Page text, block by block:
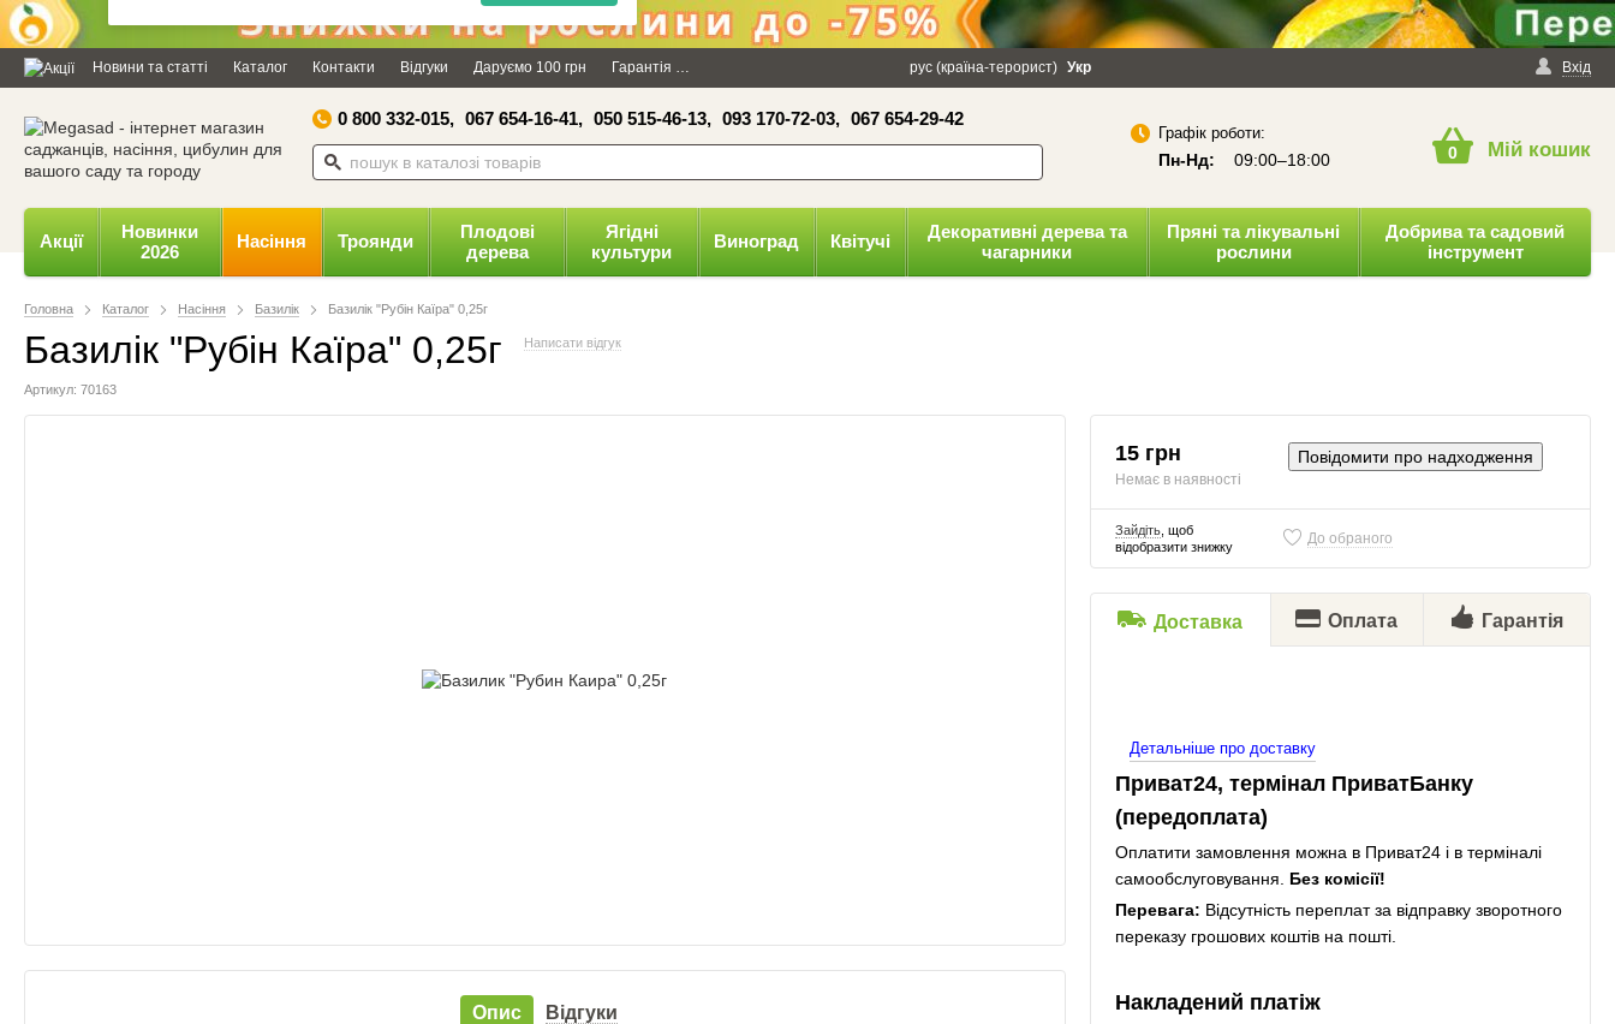
Дозвольте сайту megasad.net
відправляти вам сповіщення на
робочий стіл.
Powered by SendPulse Заборонити Дозволити
×
Новини та статті Каталог Контакти Відгуки Даруємо 100 грн Гарантія Політика конфіденційності Вхід
рус (країна-терорист) Укр
0 800 332-015, 067 654-16-41, 050 515-46-13, 093 170-72-03, 067 654-29-42
Графік роботи:
Пн-Нд: 09:00–18:00 0 Мій кошик
Акції
Новинки
2026
Насіння Троянди
Плодові
дерева
Ягідні
культури
Виноград Квітучі
Декоративні дерева та
чагарники
Пряні та лікувальні
рослини
Добрива та садовий
інструмент
Головна Каталог Насіння Базилік Базилік "Рубін Каїра" 0,25г
Базилік "Рубін Каїра" 0,25г Написати відгук
Артикул: 70163
Опис Відгуки
15 грн
Немає в наявності
Повідомити про надходження
Зайдіть, щоб
відобразити знижку
До обраного
Доставка Оплата Гарантія
Детальніше про доставку
Приват24, термінал ПриватБанку
(передоплата)
Оплатити замовлення можна в Приват24 і в терміналі
самообслуговування. Без комісії!
Перевага: Відсутність переплат за відправку зворотного
переказу грошових коштів на пошті.
Накладений платіж